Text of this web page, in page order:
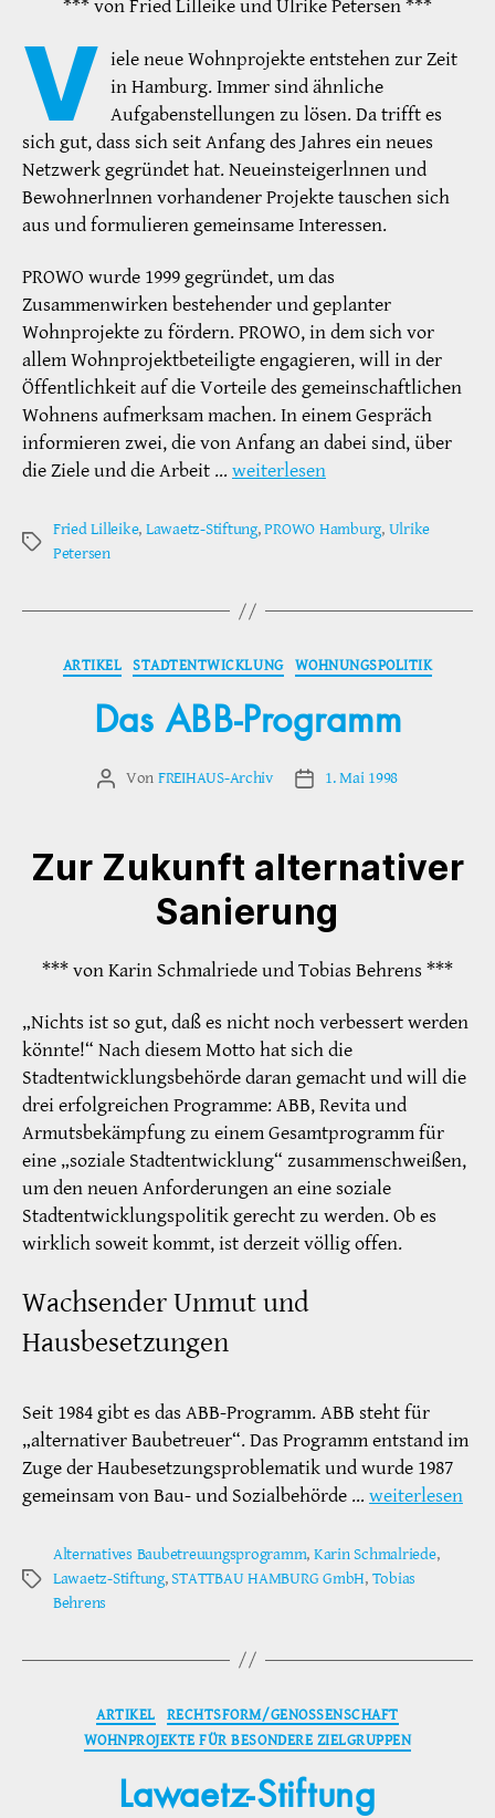
*** von Fried Lilleike und Ulrike Petersen ***
V iele neue Wohnprojekte entstehen zur Zeit
in Hamburg. Immer sind ähnliche
Aufgabenstellungen zu lösen. Da trifft es
sich gut, dass sich seit Anfang des Jahres ein neues
Netzwerk gegründet hat. Neueinsteigerlnnen und
Bewohnerlnnen vorhandener Projekte tauschen sich
aus und formulieren gemeinsame Interessen.
PROWO wurde 1999 gegründet, um das
Zusammenwirken bestehender und geplanter
Wohnprojekte zu fördern. PROWO, in dem sich vor
allem Wohnprojektbeteiligte engagieren, will in der
Öffentlichkeit auf die Vorteile des gemeinschaftlichen
Wohnens aufmerksam machen. In einem Gespräch
informieren zwei, die von Anfang an dabei sind, über
die Ziele und die Arbeit … weiterlesen
Schlagwörter
Fried Lilleike, Lawaetz-Stiftung,PROWO Hamburg, Ulrike
Petersen
Kategorien
ARTIKEL STADTENTWICKLUNG WOHNUNGSPOLITIK
Das ABB-Programm
Beitragsautor
Von FREIHAUS-Archiv Veröffentlichungsdatum
1. Mai 1998
Zur Zukunft alternativer
Sanierung
*** von Karin Schmalriede und Tobias Behrens ***
„Nichts ist so gut, daß es nicht noch verbessert werden
könnte!“ Nach diesem Motto hat sich die
Stadtentwicklungsbehörde daran gemacht und will die
drei erfolgreichen Programme: ABB, Revita und
Armutsbekämpfung zu einem Gesamtprogramm für
eine „soziale Stadtentwicklung“ zusammenschweißen,
um den neuen Anforderungen an eine soziale
Stadtentwicklungspolitik gerecht zu werden. Ob es
wirklich soweit kommt, ist derzeit völlig offen.
Wachsender Unmut und
Hausbesetzungen
Seit 1984 gibt es das ABB-Programm. ABB steht für
„alternativer Baubetreuer“. Das Programm entstand im
Zuge der Haubesetzungsproblematik und wurde 1987
gemeinsam von Bau- und Sozialbehörde … weiterlesen
Schlagwörter
Alternatives Baubetreuungsprogramm, Karin Schmalriede,
Lawaetz-Stiftung,STATTBAU HAMBURG GmbH, Tobias
Behrens
Kategorien
ARTIKEL
RECHTSFORM/GENOSSENSCHAFT
WOHNPROJEKTE FÜR BESONDERE ZIELGRUPPEN
Lawaetz-Stiftung